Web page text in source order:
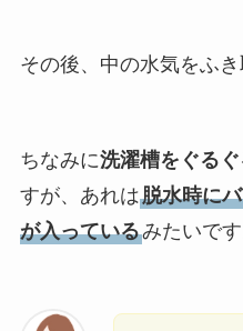
その後、中の水気をふき
ちなみに洗濯槽をぐる
すが、あれは脱水時に
が入っているみたいです